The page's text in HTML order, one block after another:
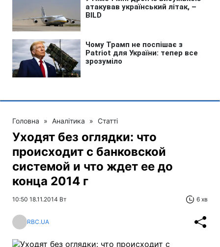
Головна » Аналітика » Статті
Уходят без оглядки: что
происходит с банковской
системой и что ждет ее до
конца 2014 г
10:50 18.11.2014 Вт 6 хв
RBC.UA